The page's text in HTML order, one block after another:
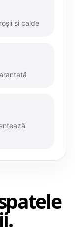
și calde